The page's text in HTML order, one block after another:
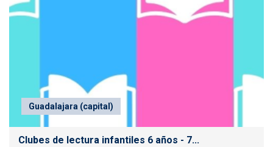
Guadalajara (capital)
Clubes de lectura infantiles 6 años - 7...